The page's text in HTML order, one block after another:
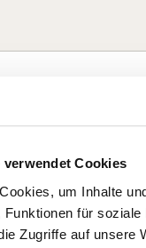
verwendet Cookies
um Inhalte
Funktionen für soziale
Zugriffe auf unsere
jpg/jpeg, JPG/JPEG
jpg/jpeg, JPG/JPEG